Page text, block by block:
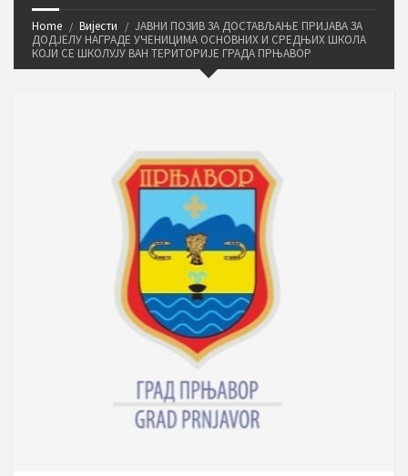
Home Вијести
ЈАВНИ ПОЗИВ ЗА ДОСТАВЉАЊЕ ПРИЈАВА ЗА
ДОДЈЕЛУ НАГРАДЕ УЧЕНИЦИМА ОСНОВНИХ И СРЕДЊИХ ШКОЛА
КОЈИ СЕ ШКОЛУЈУ ВАН ТЕРИТОРИЈЕ ГРАДА ПРЊАВОР